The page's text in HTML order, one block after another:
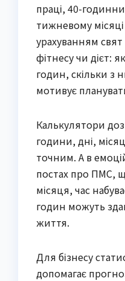
праці, 40-
тижневому
урахуванням
фітнесу чи дієт:
годин, скільки з
мотивує
Калькулятори
години, дні,
точним. А в
постах про ПМС,
місяця, час
годин можуть
життя.
Для бізнесу
допомагає